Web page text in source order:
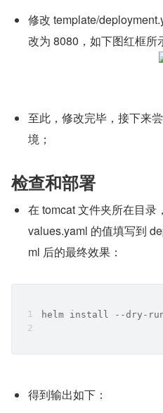
修改 template/
改为 8080，如下图红框所
至此，修改完毕，接下来
境；
检查和部署
在 tomcat 文件夹所在目
values.yaml 的值填写到
ml 后的最终效果：
helm install --dry-run
得到输出如下：